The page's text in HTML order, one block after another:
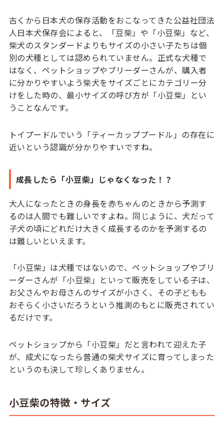
古くから日本犬の保存活動をおこなってきた公益社団法
人日本犬保存会によると、「豆柴」や「小豆柴」など、
柴犬のスタンダードよりもサイズの小さい子たちは個
別の犬種としては認められていません。正式な犬種で
はなく、ペットショップやブリーダーさんが、購入者
に分かりやすいよう柴犬をサイズごとにカテゴリー分
けをした時の、最小サイズの呼び方が「小豆柴」とい
うことなんです。
トイプードルでいう「ティーカッププードル」の存在に
近いという認識が分かりやすいですね。
成長したら「小豆柴」じゃなくなった！？
大人になったときの身長を赤ちゃんのときから予測す
るのは人間でも難しいですよね。同じように、犬だって
子犬の頃にどれだけ大きく成長するのかを予測するの
は難しいといえます。
「小豆柴」は犬種ではないので、ペットショップやブリ
ーダーさんが「小豆柴」といって販売をしている子は、
お父さんやお母さんのサイズが小さく、その子どもも
おそらく小さいだろうという推測のもとに販売されてい
るだけです。
ペットショップから「小豆柴」だと言われて迎えた子
が、成犬になったら普通の柴犬サイズに育ってしまった
というのも決して珍しくありません。
小豆柴の特徴・サイズ